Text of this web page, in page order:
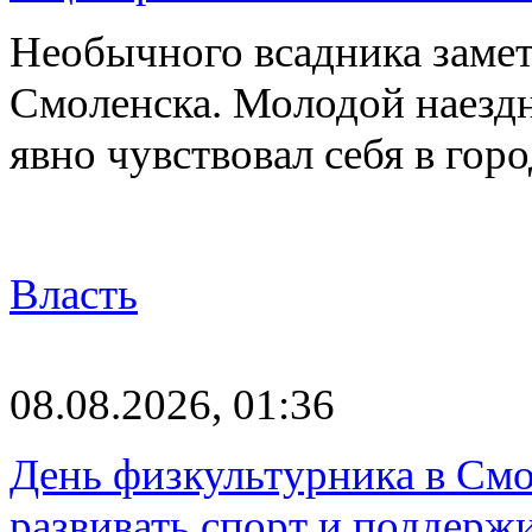
Необычного всадника
Смоленска. Молодой
явно чувствовал себя в
Власть
08.08.2026, 01:36
День физкультурника в